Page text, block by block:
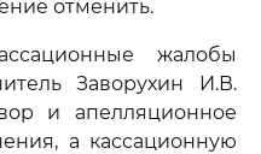
отменить.
жалобы
Заворухин И.В.
и апелляционное
а кассационную